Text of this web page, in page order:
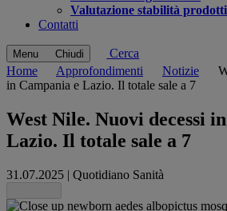
Valutazione stabilità prodotti
Contatti
Menu Chiudi
Cerca
Home
Approfondimenti Notizie
in Campania e Lazio. Il totale sale a 7
West Nile. Nuovi decessi
Lazio. Il totale sale a 7
31.07.2025 | Quotidiano Sanità